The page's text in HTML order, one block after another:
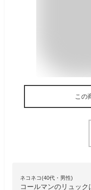
この
ネコネコ(40代・男性)
コールマンのリュッ